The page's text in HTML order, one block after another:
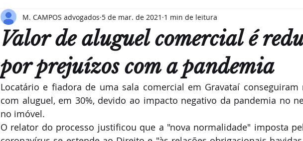
Valor de aluguel comercial é
por prejuízos com a pandemia
M. CAMPOS advogados 5 de mar. de 2021 1 min de leitura
Locatário e fiadora de uma sala comercial em Gravataí conseguiram
com aluguel, em 30%, devido ao impacto negativo da pandemia no
no imóvel.
O relator do processo justificou que a "nova normalidade" imposta